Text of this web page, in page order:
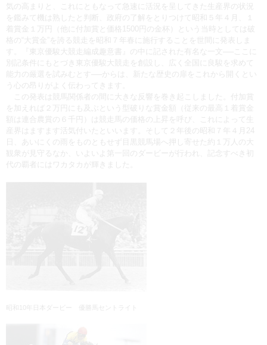
気の高まりと、これにともなって急速に活況を呈してきた生産界の状況
を鑑みて機は熟したと判断、政府の了解をとりつけて昭和５年４月、１
着賞金１万円（他に付加賞と価格1500円の金杯）という当時としては破
格の“大賞金”を誇る競走を昭和７年春に施行することを世間に発表しま
す。『東京優駿大競走編成趣意書』の中に記された有名な一文──ここに
別記条件にもとづき東京優駿大競走を創設し、広く全国に良駿を求めて
能力の厳選を試みむとす──からは、新たな歴史の扉をこれから開くとい
う心の昂りがよく伝わってきます。
この発表は競馬関係者の間に大きな反響を巻き起こしました。付加賞
を加えれば２万円にも及ぶという型破りな賞金額（従来の最高１着賞金
額は連合農賞の６千円）は競走馬の価格の上昇を呼び、これによって生
産界はますます活気付いたといいます。そして２年後の昭和７年４月24
日、あいにくの雨をものともせず目黒競馬場へ押し寄せた約１万人の大
観衆が見守るなか、いよいよ第一回のダービーが行われ、記念すべき初
代の覇者にはワカタカが輝きました。
昭和10年日本ダービー 優勝馬セントライト